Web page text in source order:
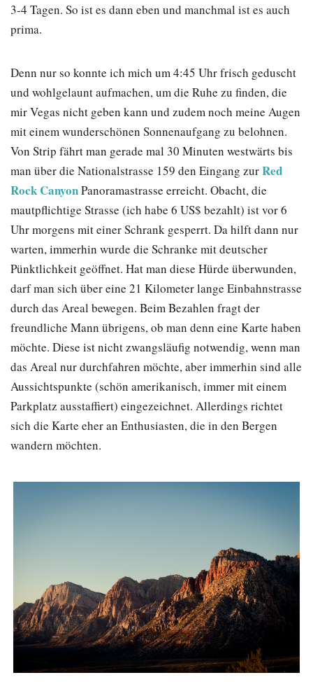
3-4 Tagen. So ist es dann eben und manchmal ist es auch
prima.
Denn nur so konnte ich mich um 4:45 Uhr frisch geduscht
und wohlgelaunt aufmachen, um die Ruhe zu finden, die
mir Vegas nicht geben kann und zudem noch meine Augen
mit einem wunderschönen Sonnenaufgang zu belohnen.
Von Strip fährt man gerade mal 30 Minuten westwärts bis
man über die Nationalstrasse 159 den Eingang zurRed
Rock CanyonPanoramastrasse erreicht. Obacht, die
mautpflichtige Strasse (ich habe 6 US$ bezahlt) ist vor 6
Uhr morgens mit einer Schrank gesperrt. Da hilft dann nur
warten, immerhin wurde die Schranke mit deutscher
Pünktlichkeit geöffnet. Hat man diese Hürde überwunden,
darf man sich über eine 21 Kilometer lange Einbahnstrasse
durch das Areal bewegen. Beim Bezahlen fragt der
freundliche Mann übrigens, ob man denn eine Karte haben
möchte. Diese ist nicht zwangsläufig notwendig, wenn man
das Areal nur durchfahren möchte, aber immerhin sind alle
Aussichtspunkte (schön amerikanisch, immer mit einem
Parkplatz ausstaffiert) eingezeichnet. Allerdings richtet
sich die Karte eher an Enthusiasten, die in den Bergen
wandern möchten.